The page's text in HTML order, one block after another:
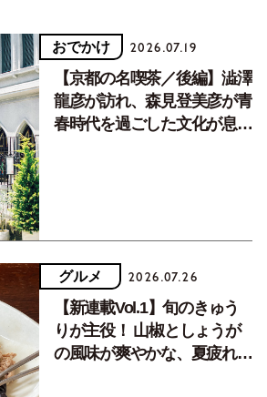
おでかけ 2026.07.19
【京都の名喫茶／後編】澁澤
龍彦が訪れ、森見登美彦が青
春時代を過ごした文化が息づ
グルメ 2026.07.26
【新連載Vol.1】旬のきゅう
りが主役！ 山椒としょうが
の風味が爽やかな、夏疲れを